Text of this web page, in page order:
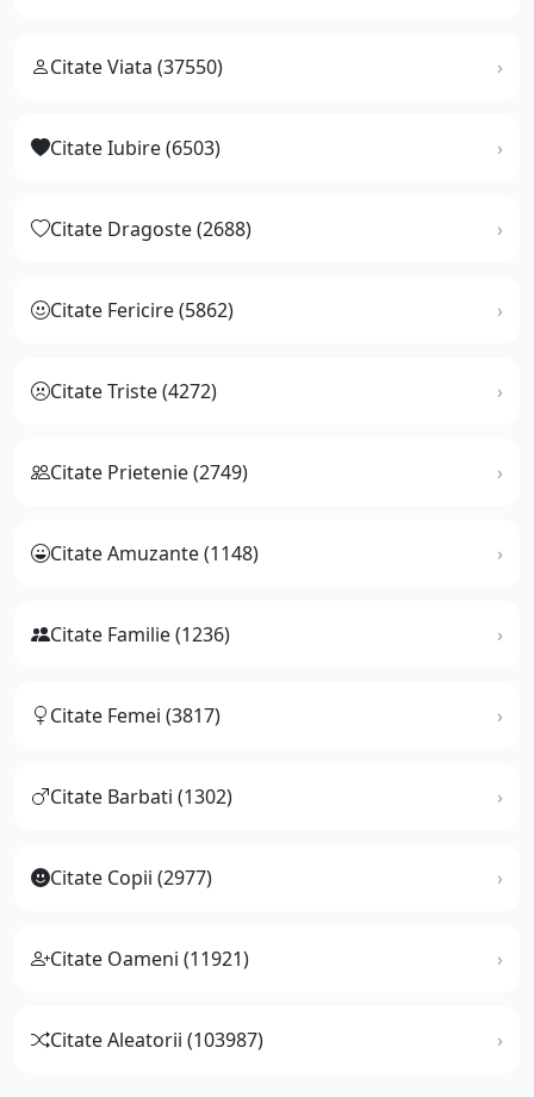
Citate Viata (37550)
Citate Iubire (6503)
Citate Dragoste (2688)
Citate Fericire (5862)
Citate Triste (4272)
Citate Prietenie (2749)
Citate Amuzante (1148)
Citate Familie (1236)
Citate Femei (3817)
Citate Barbati (1302)
Citate Copii (2977)
Citate Oameni (11921)
Citate Aleatorii (103987)